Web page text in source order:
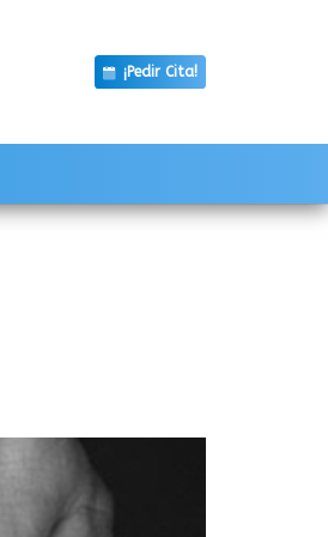
¡Pedir Cita!